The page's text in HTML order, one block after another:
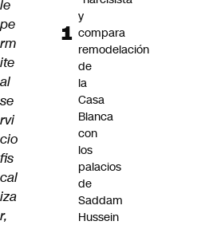
le
pe
rm
ite
al
se
rvi
cio
fis
cal
iza
r,
y
compara
remodelación
de
la
Casa
Blanca
con
los
palacios
de
Saddam
Hussein